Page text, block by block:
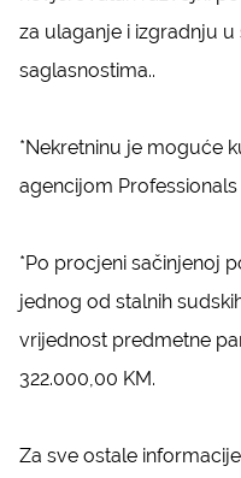
za ulaganje i izgradnju
saglasnostima..
*Nekretninu je moguće
agencijom Professionals
*Po procjeni sačinjenoj
jednog od stalnih
vrijednost predmetne
322.000,00 KM.
Za sve ostale